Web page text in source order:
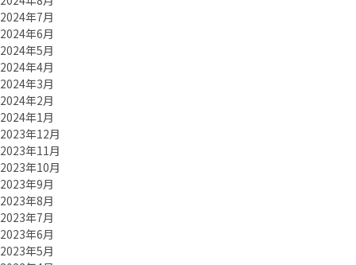
2024年7月
2024年6月
2024年5月
2024年4月
2024年3月
2024年2月
2024年1月
2023年12月
2023年11月
2023年10月
2023年9月
2023年8月
2023年7月
2023年6月
2023年5月